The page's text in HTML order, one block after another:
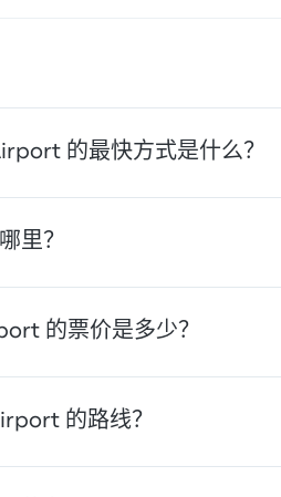
以乘坐出租车或使用拼车服务。
的最快方式是什么？
，它提供前往机场航站楼的便
里？
。一些热门选项包括
的票价是多少？
的票价大约为 ¥361。该路线由
的路线？